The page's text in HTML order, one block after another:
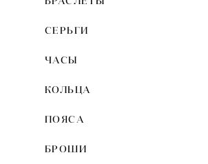
СЕРЬГИ
ЧАСЫ
КОЛЬЦА
ПОЯСА
БРОШИ